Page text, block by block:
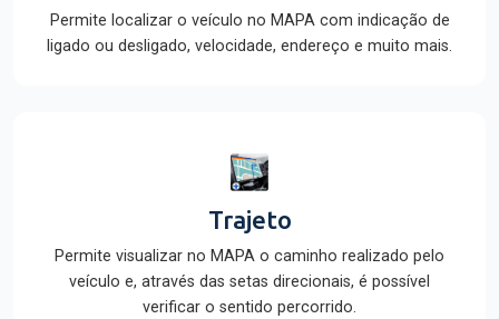
Permite localizar o veículo no MAPA com indicação de
ligado ou desligado, velocidade, endereço e muito mais.
Trajeto
Permite visualizar no MAPA o caminho realizado pelo
veículo e, através das setas direcionais, é possível
verificar o sentido percorrido.